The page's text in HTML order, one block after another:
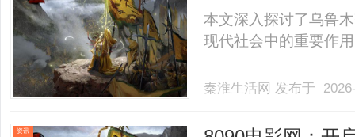
本文深入探讨了乌鲁
现代社会中的重要作
秦淮生活网 发布于
资讯